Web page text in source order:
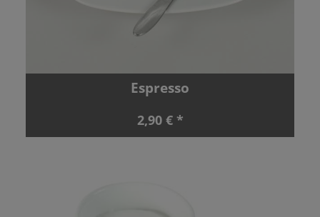
Espresso
2,90 € *